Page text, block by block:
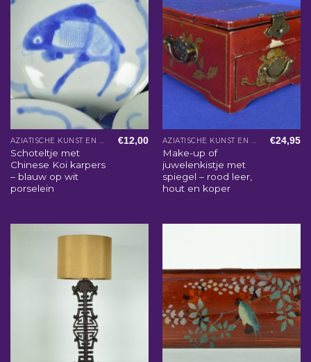
AZIATISCHE KUNST EN WOONACCESSOIRES
Schoteltje met
Chinese Koi karpers
– blauw op wit
porselein
€12,00 AZIATISCHE KUNST EN WOONACCESSOIRES
Make-up of
juwelenkistje met
spiegel – rood leer,
hout en koper
€24,95